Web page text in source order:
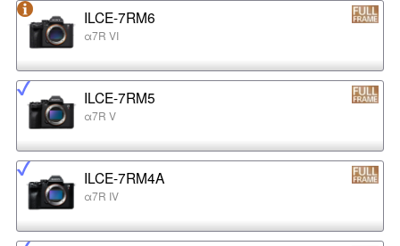
ILCE-7RM6
α7R VI
ILCE-7RM5
α7R V
ILCE-7RM4A
α7R IV